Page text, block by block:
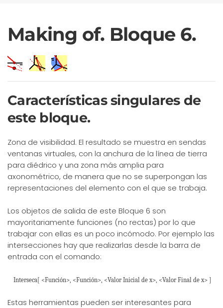
Making of. Bloque 6.
Características singulares de
este bloque.
Zona de visibilidad. El resultado se muestra en sendas
ventanas virtuales, con la anchura de la línea de tierra
para diédrico y una zona más amplia para
axonométrico, de manera que no se superpongan las
representaciones del elemento con el que se trabaja.
Los objetos de salida de este Bloque 6 son
mayoritariamente funciones (no rectas) por lo que
trabajar con ellas es un poco incómodo. Por ejemplo las
intersecciones hay que realizarlas desde la barra de
entrada con el comando:
Interseca[ <Función>, <Función>, <Valor Inicial de x>, <Valor Final de x> ]
Estas herramientas pueden ser interesantes para